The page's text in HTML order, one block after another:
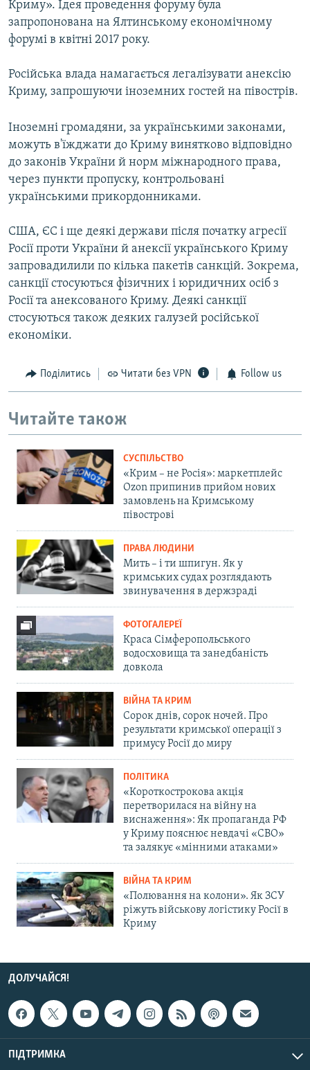
Криму». Ідея проведення форуму була
запропонована на Ялтинському економічному
форумі в квітні 2017 року.
Російська влада намагається легалізувати анексію
Криму, запрошуючи іноземних гостей на півострів.
Іноземні громадяни, за українськими законами,
можуть в'їжджати до Криму винятково відповідно
до законів України й норм міжнародного права,
через пункти пропуску, контрольовані
українськими прикордонниками.
США, ЄС і ще деякі держави після початку агресії
Росії проти України й анексії українського Криму
запровадилили по кілька пакетів санкцій. Зокрема,
санкції стосуються фізичних і юридичних осіб з
Росії та анексованого Криму. Деякі санкції
стосуються також деяких галузей російської
економіки.
Поділитись Читати без VPN Follow us
Читайте також
СУСПІЛЬСТВО
«Крим – не Росія»: маркетплейс
Ozon припинив прийом нових
замовлень на Кримському
півострові
ПРАВА ЛЮДИНИ
Мить – і ти шпигун. Як у
кримських судах розглядають
звинувачення в держзраді
ФОТОГАЛЕРЕЇ
Краса Сімферопольського
водосховища та занедбаність
довкола
ВІЙНА ТА КРИМ
Сорок днів, сорок ночей. Про
результати кримської операції з
примусу Росії до миру
ПОЛІТИКА
«Короткострокова акція
перетворилася на війну на
виснаження»: Як пропаганда РФ
у Криму пояснює невдачі «СВО»
та залякує «мінними атаками»
ВІЙНА ТА КРИМ
«Полювання на колони». Як ЗСУ
ріжуть військову логістику Росії в
Криму
ДОЛУЧАЙСЯ!
ПІДТРИМКА